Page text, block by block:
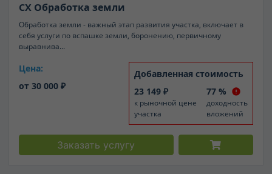
СХ Обработка земли
Обработка земли - важный этап развития участка, включает в
себя услуги по вспашке земли, боронению, первичному
выравнива...
Цена:
от 30 000 ₽
Добавленная стоимость
23 149 ₽
к рыночной цене
участка
77 %
доходность
вложений
Заказать услугу